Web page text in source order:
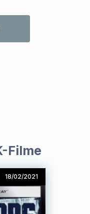
Filme
18/02/2021